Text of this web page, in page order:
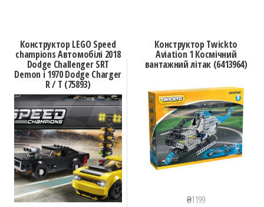
Конструктор LEGO Speed
champions Автомобілі 2018
Dodge Challenger SRT
Demon і 1970 Dodge Charger
R / T (75893)
Конструктор Twickto
Aviation 1 Космічний
вантажний літак (6413964)
₴1199